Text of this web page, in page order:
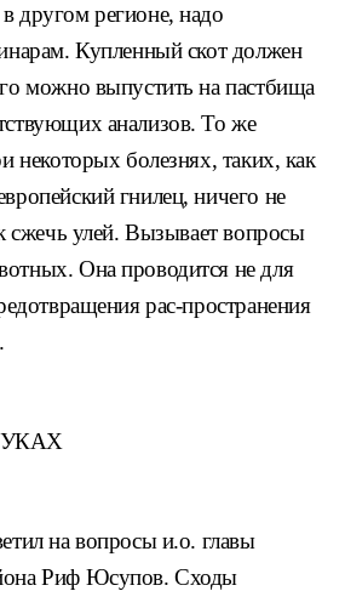
в другом регионе, надо
Купленный скот должен
можно выпустить на пастбища
анализов. То же
некоторых болезнях, таких, как
гнилец, ничего не
сжечь улей.Вызывает вопросы
Она проводится не для
рас-пространения
на вопросы и.о. главы
Риф Юсупов.Сходы